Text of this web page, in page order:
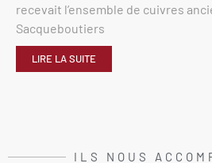
recevait l’ensemble de cuivres
Sacqueboutiers
LIRE LA SUITE
ILS NOUS